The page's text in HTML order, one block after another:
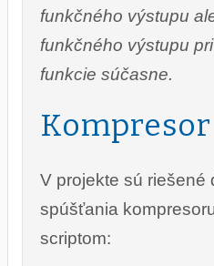
funkčného výstupu
funkčného výstupu
funkcie súčasne.
Kompresor
V projekte sú riešené
spúšťania
scriptom: